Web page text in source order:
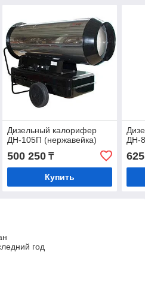
Дизельный калорифер
ДН-105П (нержавейка)
500 250₸
Купить
ДН-
год